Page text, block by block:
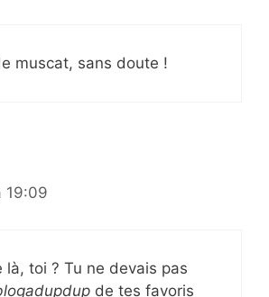
muscat, sans doute !
19:09
là, toi ? Tu ne devais pas
de tes favoris